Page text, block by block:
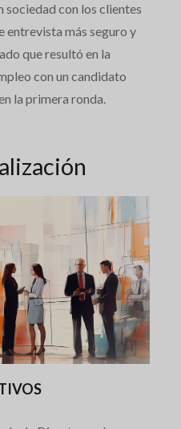
sociedad con los clientes
entrevista más seguro y
que resultó en la
con un candidato
la primera ronda.